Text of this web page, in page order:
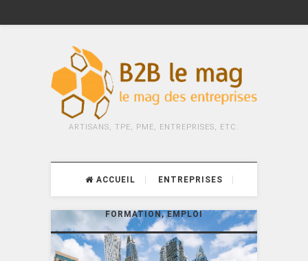
ARTISANS, TPE, PME, ENTREPRISES, ETC.
ACCUEIL ENTREPRISES
FORMATION, EMPLOI